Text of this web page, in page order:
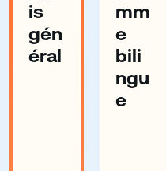
is
gén
éral
mm
e
bili
ngu
e